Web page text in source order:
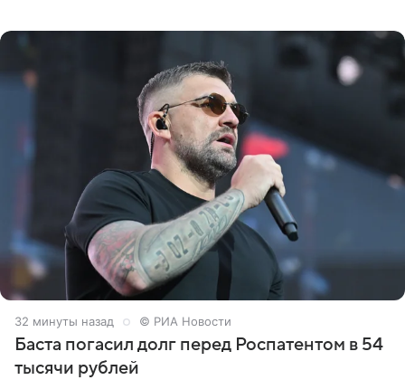
32 минуты назад © РИА Новости
Баста погасил долг перед Роспатентом в 54
тысячи рублей